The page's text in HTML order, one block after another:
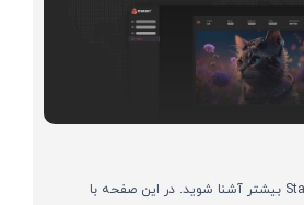
با هوش مصنوعی Starsky AI بیشتر آشنا شوید. در این صفحه با